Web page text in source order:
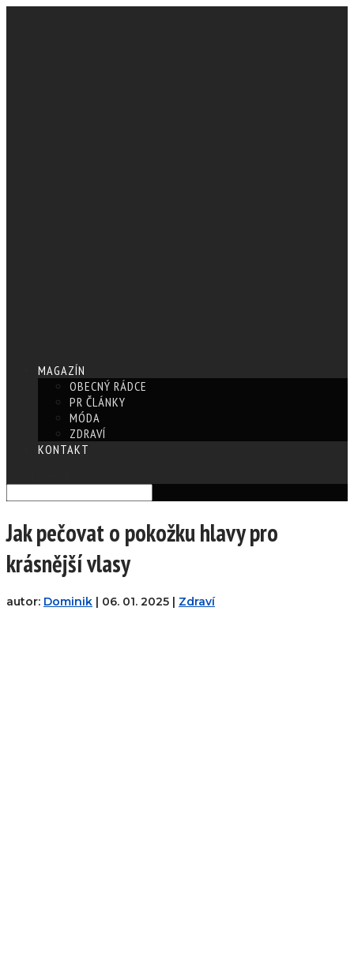
MAGAZÍN
OBECNÝ RÁDCE
PR ČLÁNKY
MÓDA
ZDRAVÍ
KONTAKT
Jak pečovat o pokožku hlavy pro
krásnější vlasy
autor: Dominik | 06. 01. 2025 | Zdraví